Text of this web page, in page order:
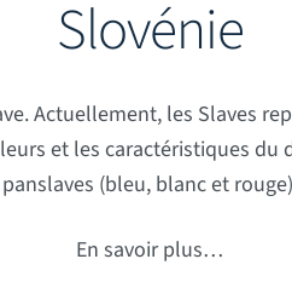
Slovénie
Actuellement, les Slaves
et les caractéristiques
panslaves (bleu, blanc et
En savoir plus…